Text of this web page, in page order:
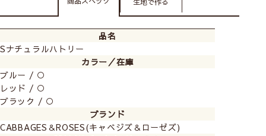
品名
Sナチュラルハトリー
カラー／在庫
ブルー / ○
レッド / ○
ブラック / ○
ブランド
CABBAGES＆ROSES(キャベジズ＆ローゼズ)